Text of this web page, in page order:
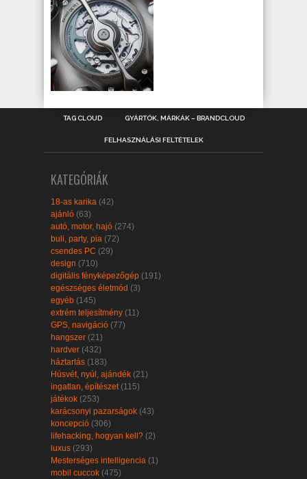
TAG CLOUD GYÁRTÓK, MÁRKÁK – BRANDCLOUD
FELHASZNÁLÁSI FELTÉTELEK
KATEGÓRIÁK
18-as karika (42)
ajánló (63)
autó, motor, hajó (274)
buli, party, pia (72)
csendes PC (29)
design (710)
digitális fényképezőgép (191)
egészséges életmód (3)
egyéb (145)
extrém teljesítmény (11)
GPS, navigáció (77)
hangszer (21)
hardver (432)
háztartás (183)
Húsvét, nyúl, ajándék (21)
ingatlan, építészet (115)
játékok (253)
karácsonyi pazarságok (43)
koncepció (306)
lifehacking, hogyan kell? (2)
luxus (293)
Mesterséges intelligencia (1)
mobil cuccok (475)